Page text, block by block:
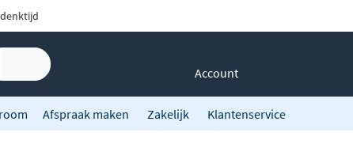
Account
Afspraak maken Zakelijk Klantenservice